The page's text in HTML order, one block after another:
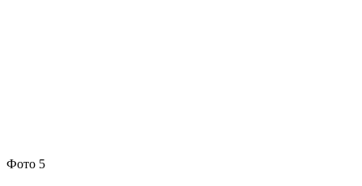
Фото 5